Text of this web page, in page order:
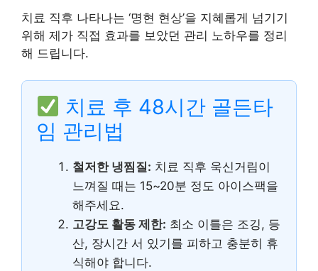
치료 직후 나타나는 ‘명현 현상’을 지혜롭게 넘기기
위해 제가 직접 효과를 보았던 관리 노하우를 정리
해 드립니다.
치료 후 48시간 골든타
임 관리법
철저한 냉찜질: 치료 직후 욱신거림이
느껴질 때는 15~20분 정도 아이스팩을
해주세요.
고강도 활동 제한: 최소 이틀은 조깅, 등
산, 장시간 서 있기를 피하고 충분히 휴
식해야 합니다.